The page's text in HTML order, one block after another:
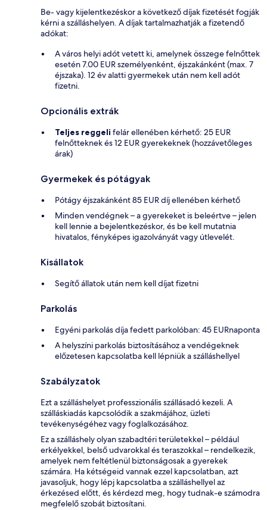
Be- vagy kijelentkezéskor a következő díjak fizetését fogják
kérni a szálláshelyen. A díjak tartalmazhatják a fizetendő
adókat:
A város helyi adót vetett ki, amelynek összege felnőttek
esetén 7.00 EUR személyenként, éjszakánként (max. 7
éjszaka). 12 év alatti gyermekek után nem kell adót
fizetni.
Opcionális extrák
Teljes reggeli felár ellenében kérhető: 25 EUR
felnőtteknek és 12 EUR gyerekeknek (hozzávetőleges
árak)
Gyermekek és pótágyak
Pótágy éjszakánként 85 EUR díj ellenében kérhető
Minden vendégnek – a gyerekeket is beleértve – jelen
kell lennie a bejelentkezéskor, és be kell mutatnia
hivatalos, fényképes igazolványát vagy útlevelét.
Kisállatok
Segítő állatok után nem kell díjat fizetni
Parkolás
Egyéni parkolás díja fedett parkolóban: 45 EURnaponta
A helyszíni parkolás biztosításához a vendégeknek
előzetesen kapcsolatba kell lépniük a szálláshellyel
Szabályzatok
Ezt a szálláshelyet professzionális szállásadó kezeli. A
szálláskiadás kapcsolódik a szakmájához, üzleti
tevékenységéhez vagy foglalkozásához.
Ez a szálláshely olyan szabadtéri területekkel – például
erkélyekkel, belső udvarokkal és teraszokkal – rendelkezik,
amelyek nem feltétlenül biztonságosak a gyerekek
számára. Ha kétségeid vannak ezzel kapcsolatban, azt
javasoljuk, hogy lépj kapcsolatba a szálláshellyel az
érkezésed előtt, és kérdezd meg, hogy tudnak-e számodra
megfelelő szobát biztosítani.